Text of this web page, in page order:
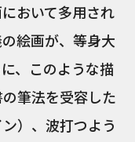
おいて多用され
絵画が、等身大
、このような描
筆法を受容した
）、波打つよう